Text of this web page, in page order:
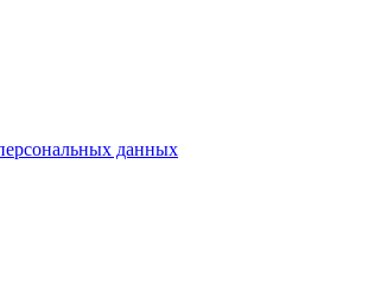
данных